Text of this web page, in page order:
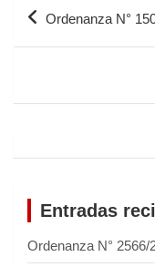
Ordenanza N°
Entradas
Ordenanza N° 2566/